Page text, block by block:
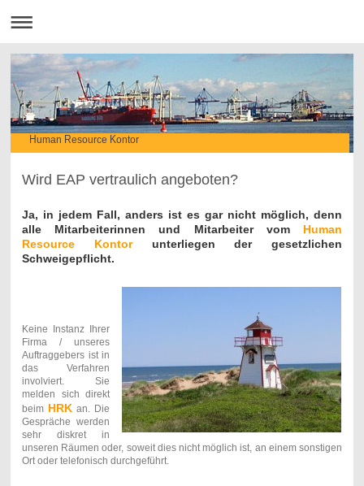
Human Resource Kontor
Wird EAP vertraulich angeboten?
Ja, in jedem Fall, anders ist es gar nicht möglich, denn
alle Mitarbeiterinnen und Mitarbeiter vom Human
Resource Kontorunterliegen der gesetzlichen
Schweigepflicht.
Keine Instanz Ihrer
Firma / unseres
Auftraggebers ist in
das Verfahren
involviert. Sie
melden sich direkt
beim HRKan. Die
Gespräche werden
sehr diskret in
unseren Räumen oder, soweit dies nicht möglich ist, an einem sonstigen
Ort oder telefonisch durchgeführt.